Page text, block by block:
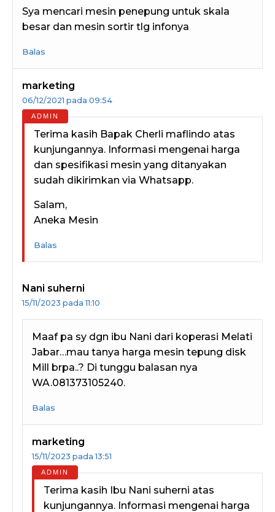
Sya mencari mesin penepung untuk skala
besar dan mesin sortir tlg infonya
Balas
marketing
06/12/2021 pada 09:54
Terima kasih Bapak Cherli maflindo atas
kunjungannya. Informasi mengenai harga
dan spesifikasi mesin yang ditanyakan
sudah dikirimkan via Whatsapp.
Salam,
Aneka Mesin
Balas
Nani suherni
15/11/2023 pada 11:10
Maaf pa sy dgn ibu Nani dari koperasi Melati
Jabar…mau tanya harga mesin tepung disk
Mill brpa..? Di tunggu balasan nya
WA.081373105240.
Balas
marketing
15/11/2023 pada 13:51
Terima kasih Ibu Nani suherni atas
kunjungannya. Informasi mengenai harga